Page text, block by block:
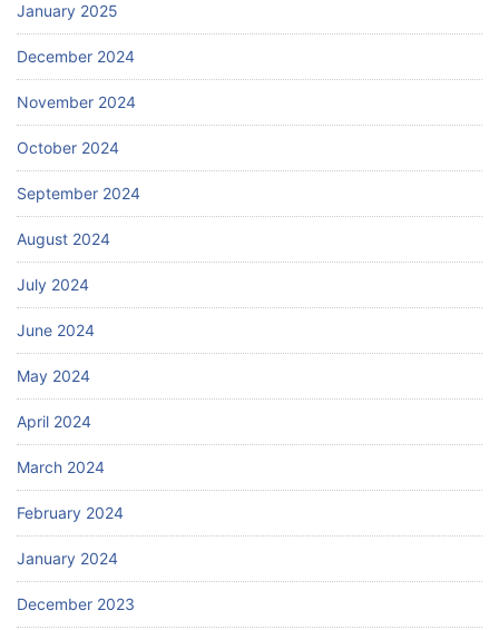
January 2025
December 2024
November 2024
October 2024
September 2024
August 2024
July 2024
June 2024
May 2024
April 2024
March 2024
February 2024
January 2024
December 2023